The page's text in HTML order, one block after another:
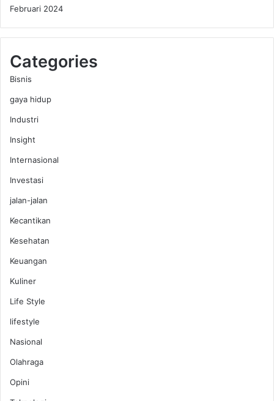
Februari 2024
Categories
Bisnis
gaya hidup
Industri
Insight
Internasional
Investasi
jalan-jalan
Kecantikan
Kesehatan
Keuangan
Kuliner
Life Style
lifestyle
Nasional
Olahraga
Opini